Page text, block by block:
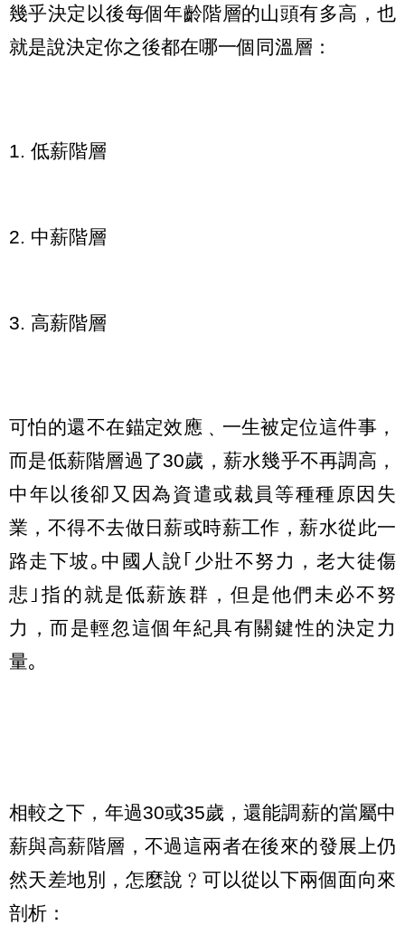
幾乎決定以後每個年齡階層的山頭有多高，也
就是說決定你之後都在哪一個同溫層：
1. 低薪階層
2. 中薪階層
3. 高薪階層
可怕的還不在錨定效應﹑一生被定位這件事，
而是低薪階層過了30歲，薪水幾乎不再調高，
中年以後卻又因為資遣或裁員等種種原因失
業，不得不去做日薪或時薪工作，薪水從此一
路走下坡｡中國人說｢少壯不努力，老大徒傷
悲｣指的就是低薪族群，但是他們未必不努
力，而是輕忽這個年紀具有關鍵性的決定力
量｡
相較之下，年過30或35歲，還能調薪的當屬中
薪與高薪階層，不過這兩者在後來的發展上仍
然天差地別，怎麼說﹖可以從以下兩個面向來
剖析：